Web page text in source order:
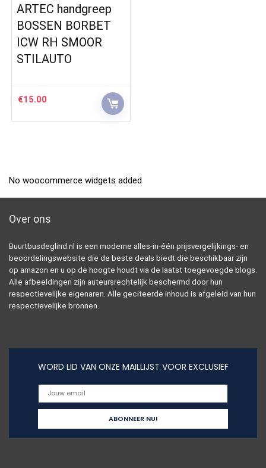
ARTEC handgreep
BOSSEN BORBET
ICW RH SMOOR
STILAUTO
€15.00
No woocommerce widgets added
Over ons
Buurtbusdeglind.nl is een moderne alles-in-één prijsvergelijkings- en
beoordelingswebsite die de beste deals biedt die beschikbaar zijn
op amazon en u op de hoogte houdt via de laatst toegevoegde blogs.
Alle afbeeldingen zijn auteursrechtelijk beschermd door hun
respectievelijke eigenaren. Alle geciteerde inhoud is afgeleid van hun
respectievelijke bronnen.
WORD LID VAN ONZE MAILLIJST VOOR EXCLUSIEF